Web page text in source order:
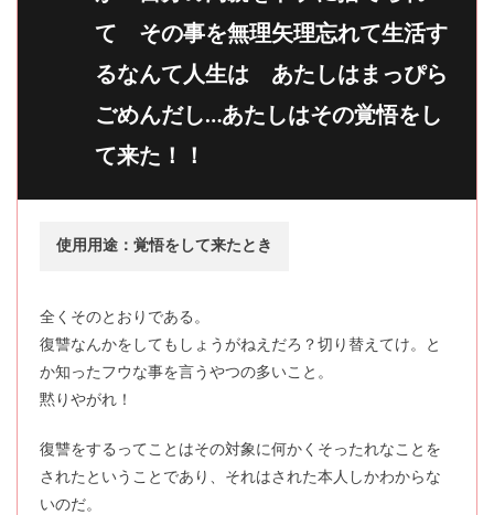
て その事を無理矢理忘れて生活す
るなんて人生は あたしはまっぴら
ごめんだし…あたしはその覚悟をし
て来た！！
使用用途：覚悟をして来たとき
全くそのとおりである。
復讐なんかをしてもしょうがねえだろ？切り替えてけ。と
か知ったフウな事を言うやつの多いこと。
黙りやがれ！
復讐をするってことはその対象に何かくそったれなことを
されたということであり、それはされた本人しかわからな
いのだ。